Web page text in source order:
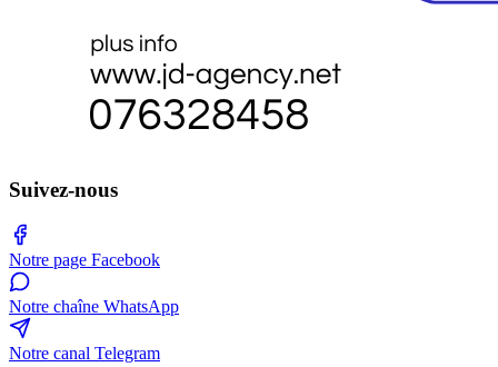
Suivez-nous
Notre page Facebook
Notre chaîne WhatsApp
Notre canal Telegram